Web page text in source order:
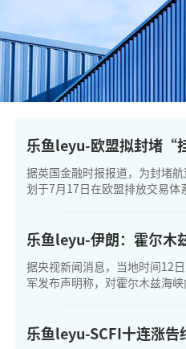
乐鱼leyu-欧盟拟封堵“
据英国金融时报报道，为封堵
划于7月17日在欧盟排放交易体
乐鱼leyu-伊朗：霍尔木
据央视新闻消息，当地时间12
军发布声明称，对霍尔木兹海
乐鱼leyu-SCFI十连涨告